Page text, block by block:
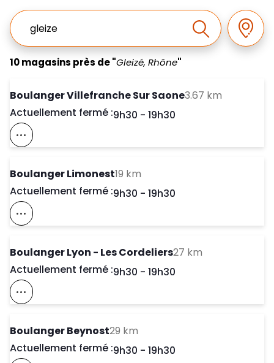
Ville, Region, Code postal ou Ville & Pays
Effectuer la
10 magasins près de "Gleizé, Rhône"
Boulanger Villefranche Sur Saone3.67 km
Actuellement fermé :Day of the Week
9h30 - 19h30
Voir Ce Magasin Sur La Carte
Boulanger Limonest19 km
Actuellement fermé :Day of the Week
9h30 - 19h30
Voir Ce Magasin Sur La Carte
Boulanger Lyon - Les Cordeliers27 km
Actuellement fermé :Day of the Week
9h30 - 19h30
Voir Ce Magasin Sur La Carte
Boulanger Beynost29 km
Actuellement fermé :Day of the Week
9h30 - 19h30